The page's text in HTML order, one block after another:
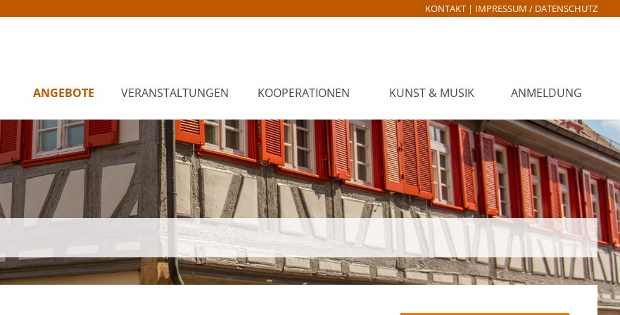
KONTAKT | IMPRESSUM / DATENSCHUTZ
ANGEBOTE VERANSTALTUNGEN KOOPERATIONEN KUNST & MUSIK ANMELDUNG